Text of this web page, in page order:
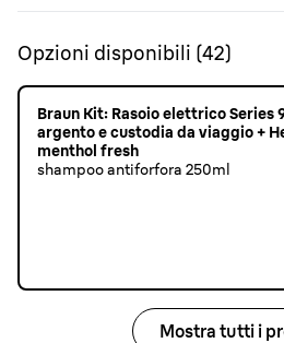
Opzioni disponibili (42)
Braun Kit: Rasoio elettrico Series
argento e custodia da viaggio +
menthol fresh
shampoo antiforfora 250ml
Mostra tutti i